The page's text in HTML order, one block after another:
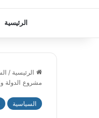
الرئيسية
الرئيسية /
مشروع الدولة
السياسية